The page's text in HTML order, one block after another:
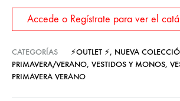
Accede o Regístrate para ver el
CATEGORÍAS ⚡OUTLET ⚡, NUEVA
PRIMAVERA/VERANO, VESTIDOS Y MONOS,
PRIMAVERA VERANO